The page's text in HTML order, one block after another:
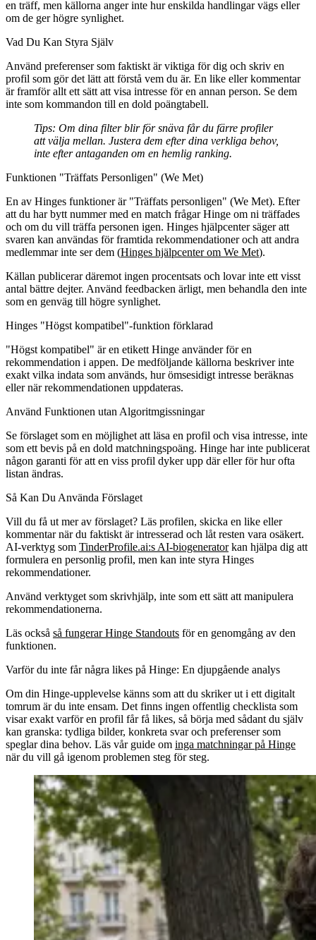
en träff, men källorna anger inte hur enskilda handlingar vägs eller
om de ger högre synlighet.
Vad Du Kan Styra Själv
Använd preferenser som faktiskt är viktiga för dig och skriv en
profil som gör det lätt att förstå vem du är. En like eller kommentar
är framför allt ett sätt att visa intresse för en annan person. Se dem
inte som kommandon till en dold poängtabell.
Tips: Om dina filter blir för snäva får du färre profiler
att välja mellan. Justera dem efter dina verkliga behov,
inte efter antaganden om en hemlig ranking.
Funktionen "Träffats Personligen" (We Met)
En av Hinges funktioner är "Träffats personligen" (We Met). Efter
att du har bytt nummer med en match frågar Hinge om ni träffades
och om du vill träffa personen igen. Hinges hjälpcenter säger att
svaren kan användas för framtida rekommendationer och att andra
medlemmar inte ser dem (Hinges hjälpcenter om We Met).
Källan publicerar däremot ingen procentsats och lovar inte ett visst
antal bättre dejter. Använd feedbacken ärligt, men behandla den inte
som en genväg till högre synlighet.
Hinges "Högst kompatibel"-funktion förklarad
"Högst kompatibel" är en etikett Hinge använder för en
rekommendation i appen. De medföljande källorna beskriver inte
exakt vilka indata som används, hur ömsesidigt intresse beräknas
eller när rekommendationen uppdateras.
Använd Funktionen utan Algoritmgissningar
Se förslaget som en möjlighet att läsa en profil och visa intresse, inte
som ett bevis på en dold matchningspoäng. Hinge har inte publicerat
någon garanti för att en viss profil dyker upp där eller för hur ofta
listan ändras.
Så Kan Du Använda Förslaget
Vill du få ut mer av förslaget? Läs profilen, skicka en like eller
kommentar när du faktiskt är intresserad och låt resten vara osäkert.
AI-verktyg som TinderProfile.ai:s AI-biogeneratorkan hjälpa dig att
formulera en personlig profil, men kan inte styra Hinges
rekommendationer.
Använd verktyget som skrivhjälp, inte som ett sätt att manipulera
rekommendationerna.
Läs också så fungerar Hinge Standouts för en genomgång av den
funktionen.
Varför du inte får några likes på Hinge: En djupgående analys
Om din Hinge-upplevelse känns som att du skriker ut i ett digitalt
tomrum är du inte ensam. Det finns ingen offentlig checklista som
visar exakt varför en profil får få likes, så börja med sådant du själv
kan granska: tydliga bilder, konkreta svar och preferenser som
speglar dina behov. Läs vår guide om inga matchningar på Hinge
när du vill gå igenom problemen steg för steg.